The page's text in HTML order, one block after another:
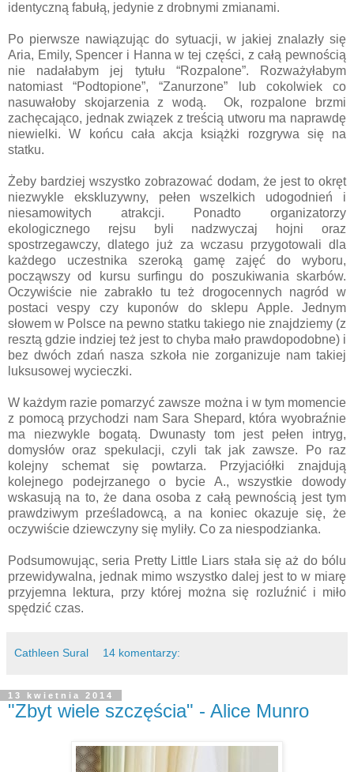
identyczną fabułą, jedynie z drobnymi zmianami.
Po pierwsze nawiązując do sytuacji, w jakiej znalazły się
Aria, Emily, Spencer i Hanna w tej części, z całą pewnością
nie nadałabym jej tytułu “Rozpalone”. Rozważyłabym
natomiast “Podtopione”, “Zanurzone” lub cokolwiek co
nasuwałoby skojarzenia z wodą. Ok, rozpalone brzmi
zachęcająco, jednak związek z treścią utworu ma naprawdę
niewielki. W końcu cała akcja książki rozgrywa się na
statku.
Żeby bardziej wszystko zobrazować dodam, że jest to okręt
niezwykle ekskluzywny, pełen wszelkich udogodnień i
niesamowitych atrakcji. Ponadto organizatorzy
ekologicznego rejsu byli nadzwyczaj hojni oraz
spostrzegawczy, dlatego już za wczasu przygotowali dla
każdego uczestnika szeroką gamę zajęć do wyboru,
począwszy od kursu surfingu do poszukiwania skarbów.
Oczywiście nie zabrakło tu też drogocennych nagród w
postaci vespy czy kuponów do sklepu Apple. Jednym
słowem w Polsce na pewno statku takiego nie znajdziemy (z
resztą gdzie indziej też jest to chyba mało prawdopodobne) i
bez dwóch zdań nasza szkoła nie zorganizuje nam takiej
luksusowej wycieczki.
W każdym razie pomarzyć zawsze można i w tym momencie
z pomocą przychodzi nam Sara Shepard, która wyobraźnie
ma niezwykle bogatą. Dwunasty tom jest pełen intryg,
domysłów oraz spekulacji, czyli tak jak zawsze. Po raz
kolejny schemat się powtarza. Przyjaciółki znajdują
kolejnego podejrzanego o bycie A., wszystkie dowody
wskasują na to, że dana osoba z całą pewnością jest tym
prawdziwym prześladowcą, a na koniec okazuje się, że
oczywiście dziewczyny się myliły. Co za niespodzianka.
Podsumowując, seria Pretty Little Liars stała się aż do bólu
przewidywalna, jednak mimo wszystko dalej jest to w miarę
przyjemna lektura, przy której można się rozluźnić i miło
spędzić czas.
Cathleen Sural 14 komentarzy:
13 kwietnia 2014
"Zbyt wiele szczęścia" - Alice Munro